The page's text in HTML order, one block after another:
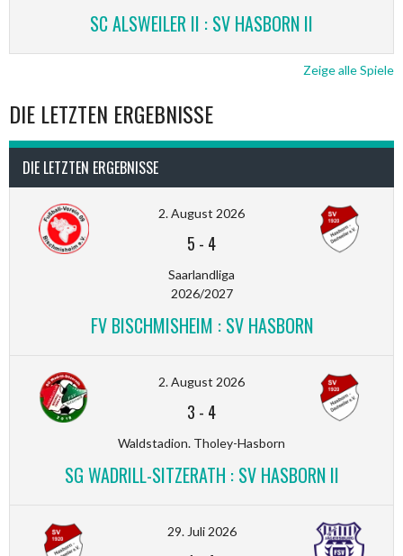
SC ALSWEILER II : SV HASBORN II
Zeige alle Spiele
DIE LETZTEN ERGEBNISSE
DIE LETZTEN ERGEBNISSE
2. August 2026
5 - 4
Saarlandliga
2026/2027
FV BISCHMISHEIM : SV HASBORN
2. August 2026
3 - 4
Waldstadion. Tholey-Hasborn
SG WADRILL-SITZERATH : SV HASBORN II
29. Juli 2026